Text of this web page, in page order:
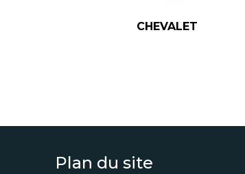
CHEVALET
Plan du site